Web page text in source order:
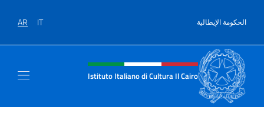
الحكومة الإيطالية IT
AR
Intestazione sito, social e menù
Istituto Italiano di Cultura Il Cairo